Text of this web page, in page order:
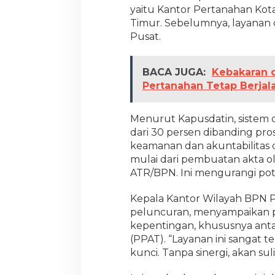
n
i
m
p
W
i
a
y
a
D
I
J
a
k
yaitu Kantor Pertanahan
Timur. Sebelumnya,
Pusat.
BACA JUGA: Kebakaran
Pertanahan Tetap
Menurut Kapusdatin, sistem
dari 30 persen dibanding
keamanan dan akuntabilitas
mulai dari pembuatan akta
ATR/BPN. Ini mengurangi
Kepala Kantor Wilayah BPN
peluncuran, menyampaikan
kepentingan, khususnya
(PPAT). “Layanan ini sangat
kunci. Tanpa sinergi, akan